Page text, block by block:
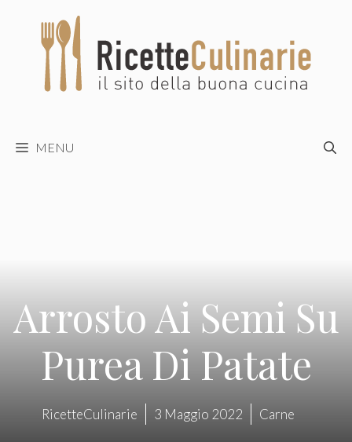
contenuto
MENU
Arrosto Ai Semi Su
Purea Di Patate
RicetteCulinarie 3 Maggio 2022 Carne